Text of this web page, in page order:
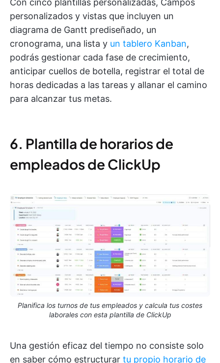
Con cinco plantillas personalizadas, Campos
personalizados y vistas que incluyen un
diagrama de Gantt prediseñado, un
cronograma, una lista y un tablero Kanban,
podrás gestionar cada fase de crecimiento,
anticipar cuellos de botella, registrar el total de
horas dedicadas a las tareas y allanar el camino
para alcanzar tus metas.
6. Plantilla de horarios de
empleados de ClickUp
Planifica los turnos de tus empleados y calcula tus costes
laborales con esta plantilla de ClickUp
Una gestión eficaz del tiempo no consiste solo
en saber cómo estructurar tu propio horario de